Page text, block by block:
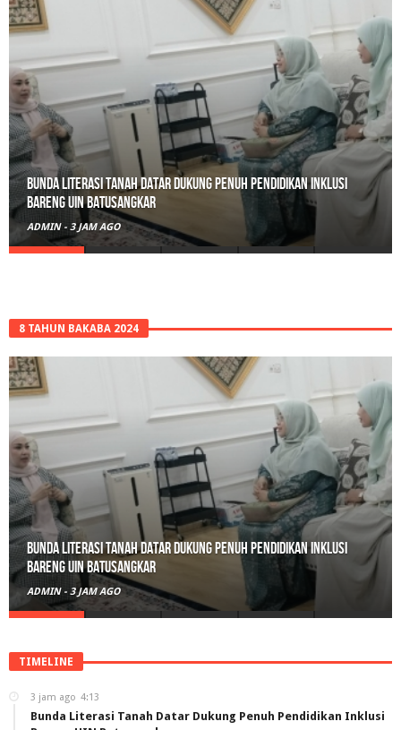
Belajar Hari Ini, Bertumbuh Untuk Esok: Langkah Kecil Tanah
Datar Menuju Masa Depan Digital
ADMIN - 15 JAM AGO
8 TAHUN BAKABA 2024
Belajar Hari Ini, Bertumbuh Untuk Esok: Langkah Kecil Tanah
Datar Menuju Masa Depan Digital
ADMIN - 15 JAM AGO
TIMELINE
3 jam ago 4:13
Bunda Literasi Tanah Datar Dukung Penuh Pendidikan Inklusi